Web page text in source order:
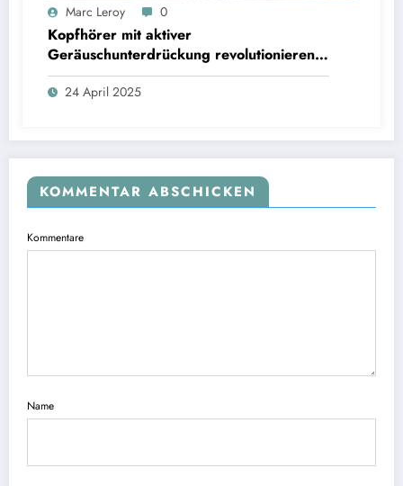
Marc Leroy 0
Kopfhörer mit aktiver
Geräuschunterdrückung revolutionieren
das Hörerlebnis für anspruchsvolle
Audiophile.
24 April 2025
KOMMENTAR ABSCHICKEN
Kommentare
Name